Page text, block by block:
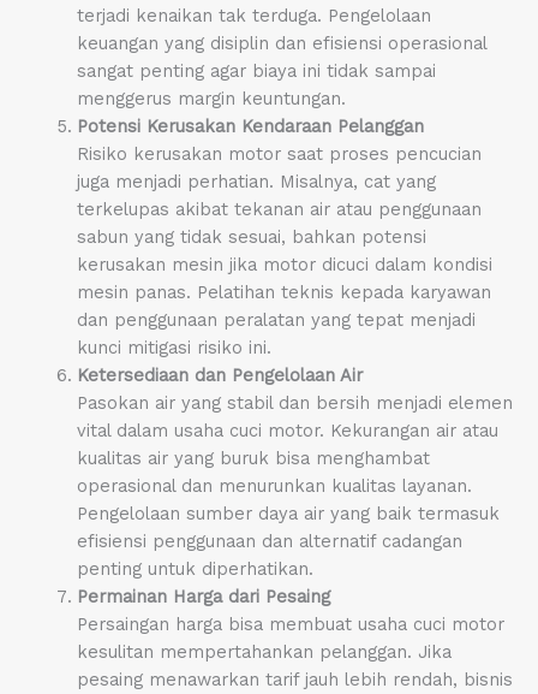
terjadi kenaikan tak terduga. Pengelolaan
keuangan yang disiplin dan efisiensi operasional
sangat penting agar biaya ini tidak sampai
menggerus margin keuntungan.
Potensi Kerusakan Kendaraan Pelanggan
Risiko kerusakan motor saat proses pencucian
juga menjadi perhatian. Misalnya, cat yang
terkelupas akibat tekanan air atau penggunaan
sabun yang tidak sesuai, bahkan potensi
kerusakan mesin jika motor dicuci dalam kondisi
mesin panas. Pelatihan teknis kepada karyawan
dan penggunaan peralatan yang tepat menjadi
kunci mitigasi risiko ini.
Ketersediaan dan Pengelolaan Air
Pasokan air yang stabil dan bersih menjadi elemen
vital dalam usaha cuci motor. Kekurangan air atau
kualitas air yang buruk bisa menghambat
operasional dan menurunkan kualitas layanan.
Pengelolaan sumber daya air yang baik termasuk
efisiensi penggunaan dan alternatif cadangan
penting untuk diperhatikan.
Permainan Harga dari Pesaing
Persaingan harga bisa membuat usaha cuci motor
kesulitan mempertahankan pelanggan. Jika
pesaing menawarkan tarif jauh lebih rendah, bisnis